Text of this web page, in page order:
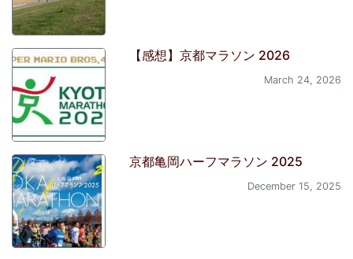
【感想】京都マラソン 2026
March 24, 2026
京都亀岡ハーフマラソン 2025
December 15, 2025